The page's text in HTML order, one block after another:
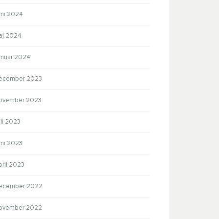
2024
2024
2024
2023
2023
2023
2023
2023
2022
2022